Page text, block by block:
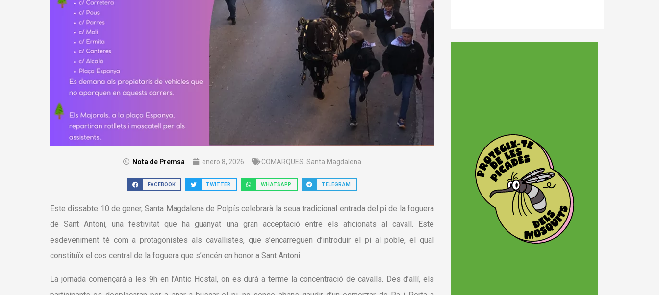
Nota de Premsa enero 8, 2026 COMARQUES, Santa Magdalena
FACEBOOK TWITTER WHATSAPP TELEGRAM
Este dissabte 10 de gener, Santa Magdalena de Polpís celebrarà la seua tradicional entrada del pi de la foguera
de Sant Antoni, una festivitat que ha guanyat una gran acceptació entre els aficionats al cavall. Este
esdeveniment té com a protagonistes als cavallistes, que s’encarreguen d’introduir el pi al poble, el qual
constituïx el cos central de la foguera que s’encén en honor a Sant Antoni.
La jornada començarà a les 9h en l’Antic Hostal, on es durà a terme la concentració de cavalls. Des d’allí, els